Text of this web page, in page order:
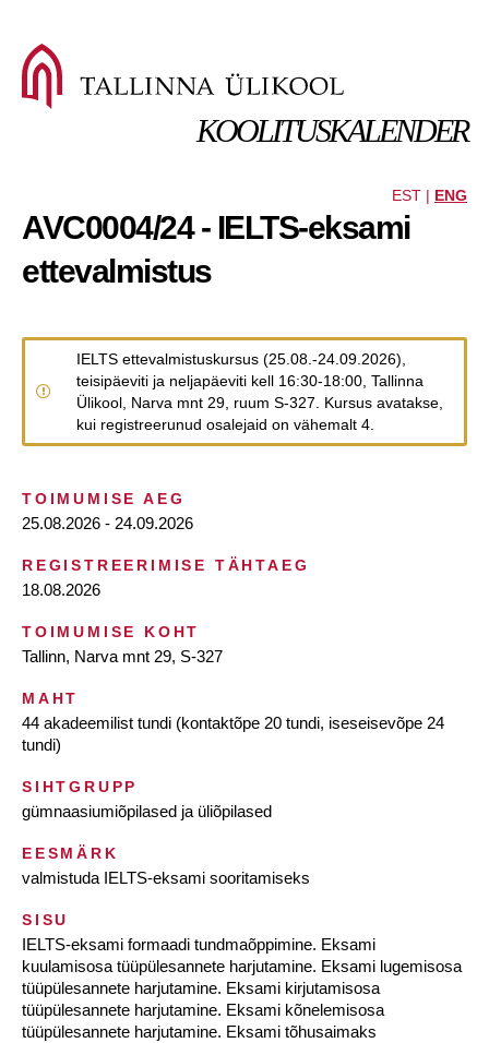
KOOLITUSKALENDER
EST | ENG
AVC0004/24 - IELTS-eksami
ettevalmistus
IELTS ettevalmistuskursus (25.08.-24.09.2026),
teisipäeviti ja neljapäeviti kell 16:30-18:00, Tallinna
Ülikool, Narva mnt 29, ruum S-327. Kursus avatakse,
kui registreerunud osalejaid on vähemalt 4.
TOIMUMISE AEG
25.08.2026 - 24.09.2026
REGISTREERIMISE TÄHTAEG
18.08.2026
TOIMUMISE KOHT
Tallinn, Narva mnt 29, S-327
MAHT
44 akadeemilist tundi (kontaktõpe 20 tundi, iseseisevõpe 24
tundi)
SIHTGRUPP
gümnaasiumiõpilased ja üliõpilased
EESMÄRK
valmistuda IELTS-eksami sooritamiseks
SISU
IELTS-eksami formaadi tundmaõppimine. Eksami
kuulamisosa tüüpülesannete harjutamine. Eksami lugemisosa
tüüpülesannete harjutamine. Eksami kirjutamisosa
tüüpülesannete harjutamine. Eksami kõnelemisosa
tüüpülesannete harjutamine. Eksami tõhusaimaks